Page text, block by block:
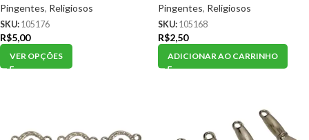
Pingentes, Religiosos
SKU: 105176
R$5,00
VER OPÇÕES
Pingentes, Religiosos
SKU: 105168
R$2,50
ADICIONAR AO CARRINHO